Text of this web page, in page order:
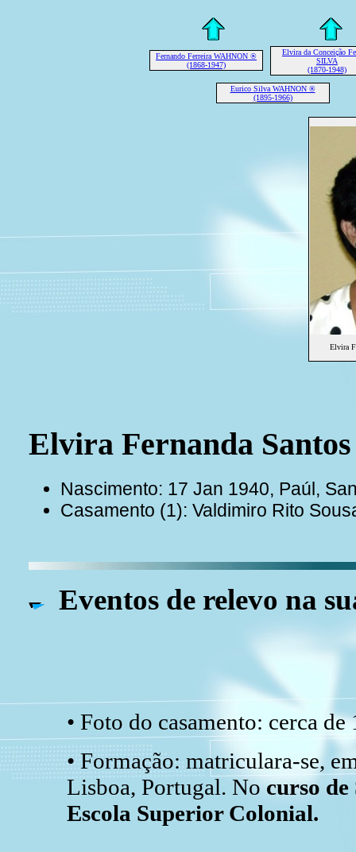
Fernando Ferreira WAHNON ®
(1868-1947)
Elvira da Conceição
SILVA
(1870-1948)
Eurico Silva WAHNON ®
(1895-1966)
Elvira
Elvira Fernanda
Nascimento: 17 Jan 1940, Paúl,
Casamento (1): Valdimiro Rito
Eventos de relevo na
• Foto do casamento: cerca de
• Formação: matriculara-se,
Lisboa, Portugal. Nocurso de
Escola Superior Colonial.